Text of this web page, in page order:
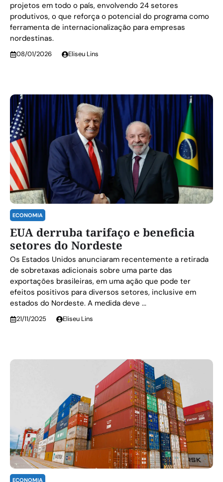
projetos em todo o país, envolvendo 24 setores
produtivos, o que reforça o potencial do programa como
ferramenta de internacionalização para empresas
nordestinas.
08/01/2026 Eliseu Lins
ECONOMIA
EUA derruba tarifaço e beneficia
setores do Nordeste
Os Estados Unidos anunciaram recentemente a retirada
de sobretaxas adicionais sobre uma parte das
exportações brasileiras, em uma ação que pode ter
efeitos positivos para diversos setores, inclusive em
estados do Nordeste. A medida deve ...
21/11/2025 Eliseu Lins
ECONOMIA